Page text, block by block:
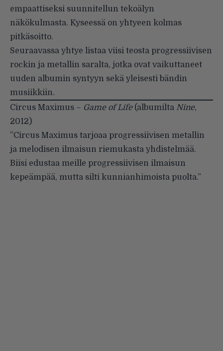
empaattiseksi suunnitellun tekoälyn
näkökulmasta. Kyseessä on yhtyeen kolmas
pitkäsoitto.
Seuraavassa yhtye listaa viisi teosta progressiivisen
rockin ja metallin saralta, jotka ovat vaikuttaneet
uuden albumin syntyyn sekä yleisesti bändin
musiikkiin.
Circus Maximus – Game of Life(albumilta Nine,
2012)
”Circus Maximus tarjoaa progressiivisen metallin
ja melodisen ilmaisun riemukasta yhdistelmää.
Biisi edustaa meille progressiivisen ilmaisun
kepeämpää, mutta silti kunnianhimoista puolta.”